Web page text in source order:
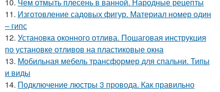
11. Изготовление садовых фигур. Материал номер один
– гипс
12. Установка оконного отлива. Пошаговая инструкция
по установке отливов на пластиковые окна
13. Мобильная мебель трансформер для спальни. Типы
и виды
14. Подключение люстры 3 провода. Как правильно